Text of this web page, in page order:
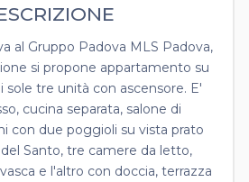
al Gruppo Padova MLS Padova,
si propone appartamento su
sole tre unità con ascensore. E'
cucina separata, salone di
con due poggioli su vista prato
del Santo, tre camere da letto,
e l'altro con doccia, terrazza